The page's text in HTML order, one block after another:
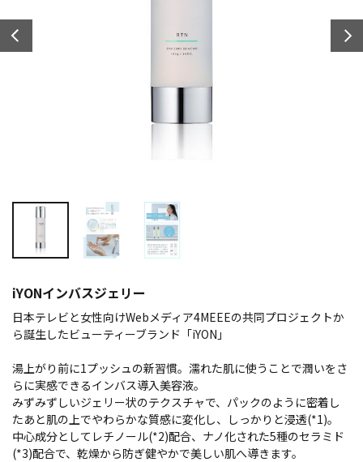
iYONインバスジェリー
日本テレビと女性向けWebメディア4MEEEの共同プロジェクトか
ら誕生したビューティーブランド「iYON」
湯上がり前に1プッシュの新習慣。濡れた肌に使うことで潤いをさ
らに実感できるインバス導入美容液。
みずみずしいジェリー状のテクスチャで、パックのように密着し
たあと肌の上でやわらかな質感に変化し、しっかりと浸透(*1)。
中心成分としてレチノール(*2)配合、ナノ化された5種のセラミド
(*3)配合で、乾燥から防ぎ健やかで美しい肌へ導きます。